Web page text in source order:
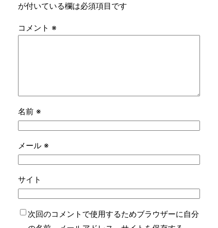
が付いている欄は必須項目です
コメント ※
名前 ※
メール ※
サイト
次回のコメントで使用するためブラウザーに自分